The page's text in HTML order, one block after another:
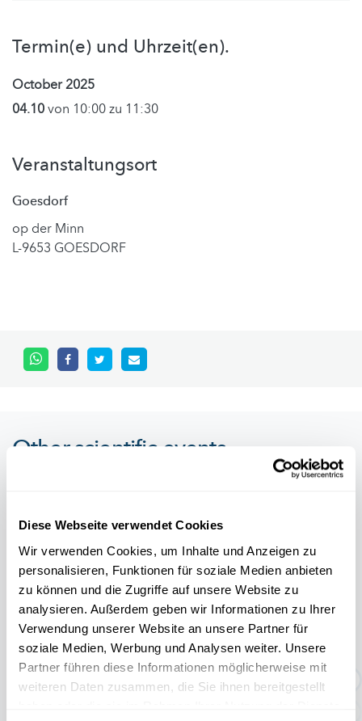
Diese Webseite verwendet Cookies
Wir verwenden Cookies, um Inhalte und Anzeigen zu
personalisieren, Funktionen für soziale Medien anbieten
zu können und die Zugriffe auf unsere Website zu
analysieren. Außerdem geben wir Informationen zu Ihrer
Verwendung unserer Website an unsere Partner für
soziale Medien, Werbung und Analysen weiter. Unsere
Partner führen diese Informationen möglicherweise mit
weiteren Daten zusammen, die Sie ihnen bereitgestellt
Termin(e) und Uhrzeit(en).
October 2025
04.10von 10:00 zu 11:30
Veranstaltungsort
Goesdorf
op der Minn
L-9653 GOESDORF
Other scientific events
11.04
2026
/
31.10
2026
TEMPORÄRE AUSSTELLUNG:
Geschichten rund um den Abf...